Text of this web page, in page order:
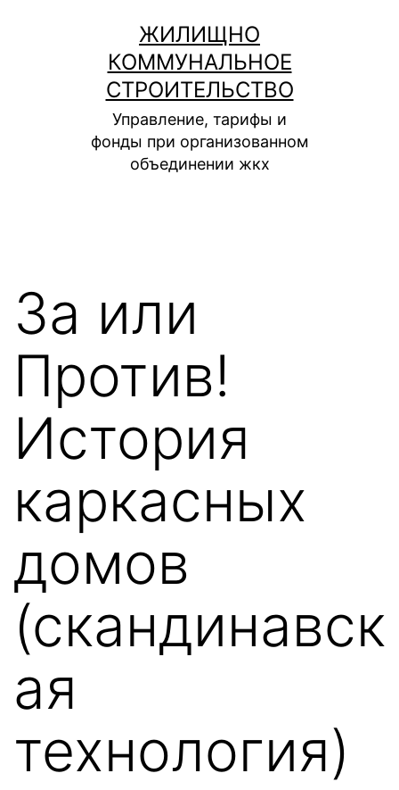
содержимому
ЖИЛИЩНО
КОММУНАЛЬНОЕ
СТРОИТЕЛЬСТВО
Управление, тарифы и
фонды при организованном
объединении жкх
За или
Против!
История
каркасных
домов
(скандинавск
ая
технология)